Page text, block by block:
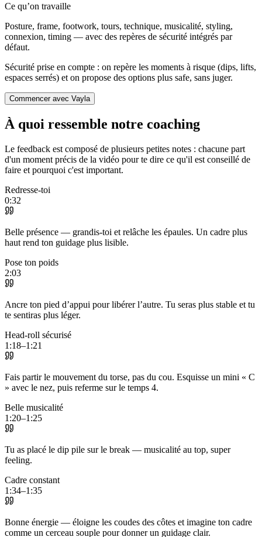
Ce qu’on travaille
Posture, frame, footwork, tours, technique, musicalité, styling,
connexion, timing — avec des repères de sécurité intégrés par
défaut.
Sécurité prise en compte : on repère les moments à risque (dips, lifts,
espaces serrés) et on propose des options plus safe, sans juger.
Commencer avec Vayla
À quoi ressemble notre coaching
Le feedback est composé de plusieurs petites notes : chacune part
d'un moment précis de la vidéo pour te dire ce qu'il est conseillé de
faire et pourquoi c'est important.
Redresse‑toi
0:32
Belle présence — grandis-toi et relâche les épaules. Un cadre plus
haut rend ton guidage plus lisible.
Pose ton poids
2:03
Ancre ton pied d’appui pour libérer l’autre. Tu seras plus stable et tu
te sentiras plus léger.
Head-roll sécurisé
1:18–1:21
Fais partir le mouvement du torse, pas du cou. Esquisse un mini « C
» avec le nez, puis referme sur le temps 4.
Belle musicalité
1:20–1:25
Tu as placé le dip pile sur le break — musicalité au top, super
feeling.
Cadre constant
1:34–1:35
Bonne énergie — éloigne les coudes des côtes et imagine ton cadre
comme un cerceau souple pour donner un guidage clair.